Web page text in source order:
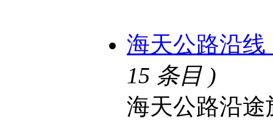
海天公路沿线
15 条目 )
海天公路沿